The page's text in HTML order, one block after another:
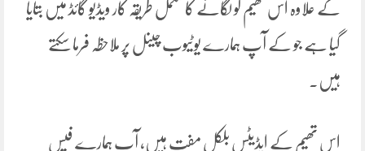
کے علاوہ اس تھیم کو لگانے کا مکمل طریقہ کار ویڈیو گائڈ میں بتایا
گیا ہے جو کے آپ ہمارے یوٹیوب چینل پر ملاحظہ فرما سکتے
ہیں۔
اس تھیم کے اپڈیٹس بلکل مفت ہیں، آپ ہمارے فیس